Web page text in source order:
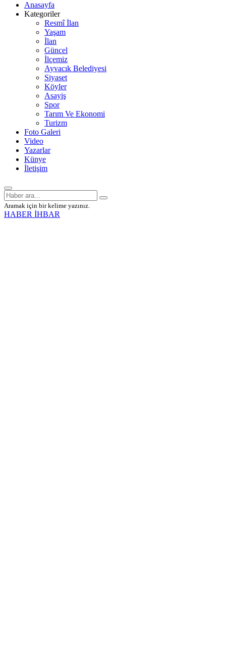
Anasayfa
Kategoriler
Resmî İlan
Yaşam
İlan
Güncel
İlçemiz
Ayvacık Belediyesi
Siyaset
Köyler
Asayiş
Spor
Tarım Ve Ekonomi
Turizm
Foto Galeri
Video
Yazarlar
Künye
İletişim
Aramak için bir kelime yazınız.
HABER İHBAR